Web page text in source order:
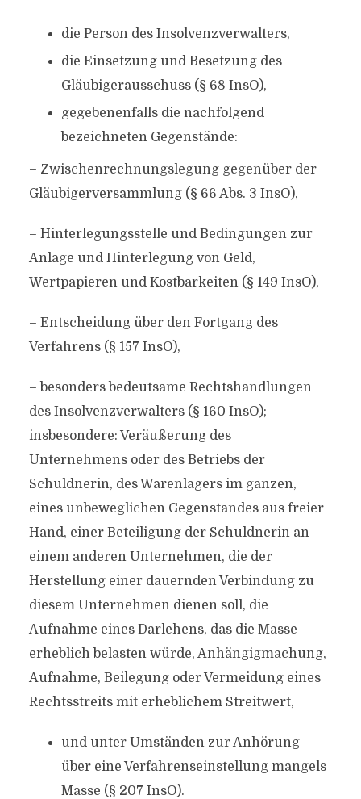
die Person des Insolvenzverwalters,
die Einsetzung und Besetzung des
Gläubigerausschuss (§ 68 InsO),
gegebenenfalls die nachfolgend
bezeichneten Gegenstände:
– Zwischenrechnungslegung gegenüber der
Gläubigerversammlung (§ 66 Abs. 3 InsO),
– Hinterlegungsstelle und Bedingungen zur
Anlage und Hinterlegung von Geld,
Wertpapieren und Kostbarkeiten (§ 149 InsO),
– Entscheidung über den Fortgang des
Verfahrens (§ 157 InsO),
– besonders bedeutsame Rechtshandlungen
des Insolvenzverwalters (§ 160 InsO);
insbesondere: Veräußerung des
Unternehmens oder des Betriebs der
Schuldnerin, des Warenlagers im ganzen,
eines unbeweglichen Gegenstandes aus freier
Hand, einer Beteiligung der Schuldnerin an
einem anderen Unternehmen, die der
Herstellung einer dauernden Verbindung zu
diesem Unternehmen dienen soll, die
Aufnahme eines Darlehens, das die Masse
erheblich belasten würde, Anhängigmachung,
Aufnahme, Beilegung oder Vermeidung eines
Rechtsstreits mit erheblichem Streitwert,
und unter Umständen zur Anhörung
über eine Verfahrenseinstellung mangels
Masse (§ 207 InsO).